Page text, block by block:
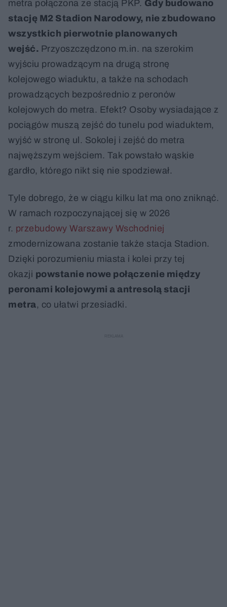
metra połączona ze stacją PKP. Gdy budowano
stację M2 Stadion Narodowy, nie zbudowano
wszystkich pierwotnie planowanych
wejść. Przyoszczędzono m.in. na szerokim
wyjściu prowadzącym na drugą stronę
kolejowego wiaduktu, a także na schodach
prowadzących bezpośrednio z peronów
kolejowych do metra. Efekt? Osoby wysiadające z
pociągów muszą zejść do tunelu pod wiaduktem,
wyjść w stronę ul. Sokolej i zejść do metra
najwęższym wejściem. Tak powstało wąskie
gardło, którego nikt się nie spodziewał.
Tyle dobrego, że w ciągu kilku lat ma ono zniknąć.
W ramach rozpoczynającej się w 2026
r. przebudowy Warszawy Wschodniej
zmodernizowana zostanie także stacja Stadion.
Dzięki porozumieniu miasta i kolei przy tej
okazji powstanie nowe połączenie między
peronami kolejowymi a antresolą stacji
metra, co ułatwi przesiadki.